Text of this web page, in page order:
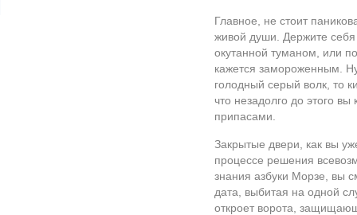
Главное, не стоит
живой души. Держите
окутанной туманом, или
кажется замороженным.
голодный серый волк, то
что незадолго до этого
припасами.
Закрытые двери, как вы
процессе решения
знания азбуки Морзе, вы
дата, выбитая на одной
откроет ворота,